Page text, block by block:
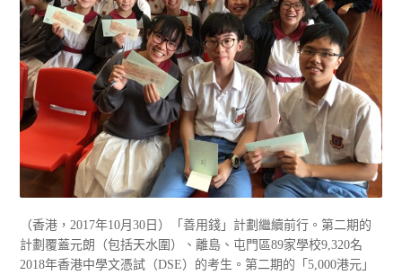
（香港，2017年10月30日）「善用錢」計劃繼續前行。第二期的
計劃覆蓋元朗（包括天水圍）、離島、屯門區89家學校9,320名
2018年香港中學文憑試（DSE）的考生。第二期的「5,000港元」